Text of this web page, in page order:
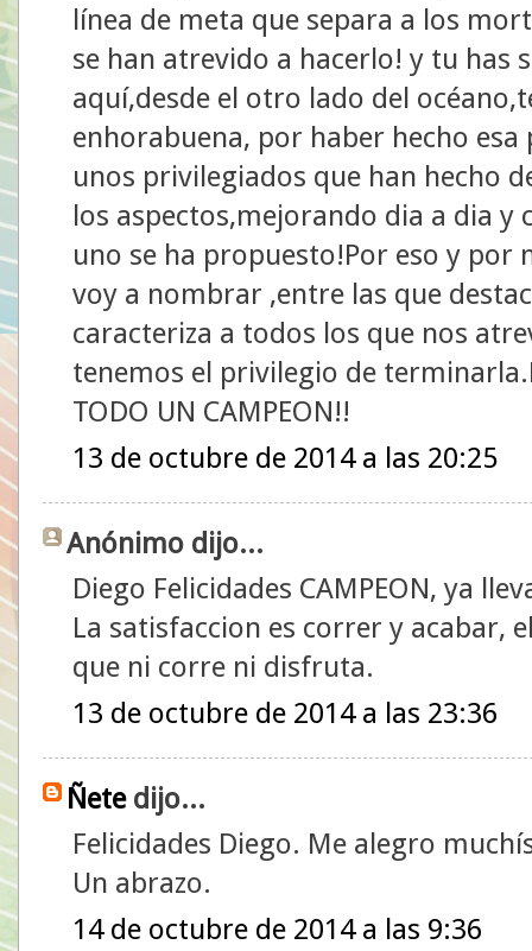
línea de meta que separa a los
se han atrevido a hacerlo! y tu has
aquí,desde el otro lado del
enhorabuena, por haber hecho esa
unos privilegiados que han hecho
los aspectos,mejorando dia a dia y
uno se ha propuesto!Por eso y
voy a nombrar ,entre las que
caracteriza a todos los que nos
tenemos el privilegio de
TODO UN CAMPEON!!
13 de octubre de 2014 a las 20:25
Anónimo dijo...
Diego Felicidades CAMPEON, ya
La satisfaccion es correr y acabar,
que ni corre ni disfruta.
13 de octubre de 2014 a las 23:36
Ñetedijo...
Felicidades Diego. Me alegro
Un abrazo.
14 de octubre de 2014 a las 9:36